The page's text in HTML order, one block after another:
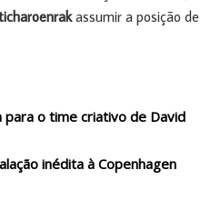
assumir a posição de
para o time criativo de David
inédita à Copenhagen